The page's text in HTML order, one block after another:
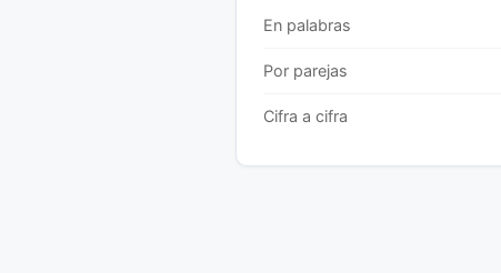
En palabras
Por parejas
Cifra a cifra